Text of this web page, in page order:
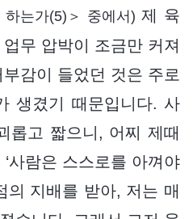
는가(5)＞ 중에서) 제 육
무 압박이 조금만 커져
감이 들었던 것은 주로
생겼기 때문입니다. 사
롭고 짧으니, 어찌 제때
사람은 스스로를 아껴야
의 지배를 받아, 저는 매